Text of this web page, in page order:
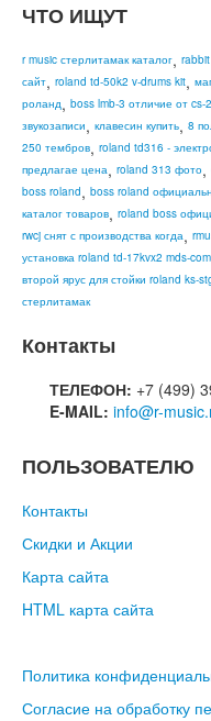
ЧТО ИЩУТ
r music стерлитамак каталог,
сайт, roland td-50k2 v-drums kit,
роланд, boss lmb-3 отличие от cs-2
звукозаписи, клавесин купить, 8
250 тембров, roland td316 -
предлагае цена, roland 313 фото,
boss roland, boss roland
каталог товаров, roland boss
rwcj снят с производства когда,
установка roland td-17kvx2 mds-com
второй ярус для стойки roland ks-
стерлитамак
Контакты
ТЕЛЕФОН: +7 (499)
E-MAIL: info@r-
ПОЛЬЗОВАТЕЛЮ
Контакты
Скидки и Акции
Карта сайта
HTML карта сайта
Политика
Согласие на обработку